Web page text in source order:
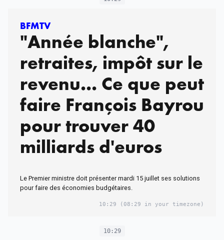
BFMTV
"Année blanche",
retraites, impôt sur le
revenu... Ce que peut
faire François Bayrou
pour trouver 40
milliards d'euros
Le Premier ministre doit présenter mardi 15 juillet ses solutions
pour faire des économies budgétaires.
10:29 (08:29 in your timezone)
10:29